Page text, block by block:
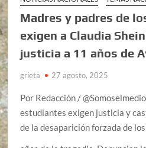
Madres y padres de
exigen a Claudia
justicia a 11 años de
grieta 27 agosto, 2025
Por Redacción /
estudiantes exigen justicia y
de la desaparición forzada de